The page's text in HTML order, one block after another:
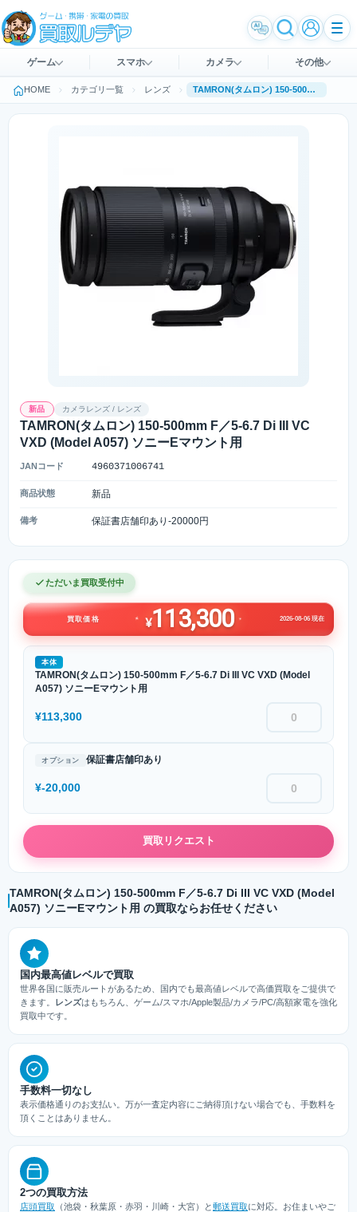
ゲーム スマホ カメラ その他
HOME カテゴリ一覧 レンズ TAMRON(タムロン) 150-500mm F／5-6.7 Di III VC VXD (Model A057) ソニーEマウント用
新品 カメラレンズ / レンズ
TAMRON(タムロン) 150-500mm F／5-6.7 Di III VC
VXD (Model A057) ソニーEマウント用
JANコード 4960371006741
商品状態 新品
備考 保証書店舗印あり-20000円
ただいま買取受付中
買取価格 ¥113,300 2026-08-06 現在
本体
TAMRON(タムロン) 150-500mm F／5-6.7 Di III VC VXD (Model
A057) ソニーEマウント用
¥113,300
オプション 保証書店舗印あり
¥-20,000
買取リクエスト
TAMRON(タムロン) 150-500mm F／5-6.7 Di III VC VXD (Model
A057) ソニーEマウント用 の買取ならお任せください
国内最高値レベルで買取
世界各国に販売ルートがあるため、国内でも最高値レベルで高価買取をご提供で
きます。 レンズはもちろん、ゲーム/スマホ/Apple製品/カメラ/PC/高額家電を強化
買取中です。
手数料一切なし
表示価格通りのお支払い。万が一査定内容にご納得頂けない場合でも、手数料を
頂くことはありません。
2つの買取方法
店頭買取 （池袋・秋葉原・赤羽・川崎・大宮）と郵送買取に対応。お住まいやご